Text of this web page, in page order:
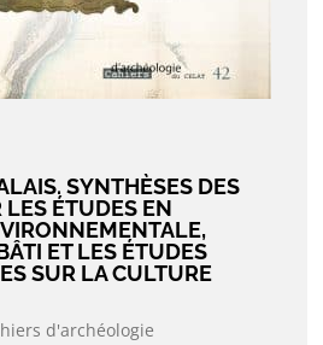
SYNTHÈSES DES
LES ÉTUDES EN
ET LES ÉTUDES
SUR LA CULTURE
d'archéologie